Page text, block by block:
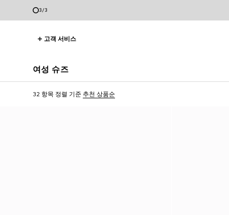
3/3
고객 서비스
여성 슈즈
32 항목 정렬 기준 추천 상품순